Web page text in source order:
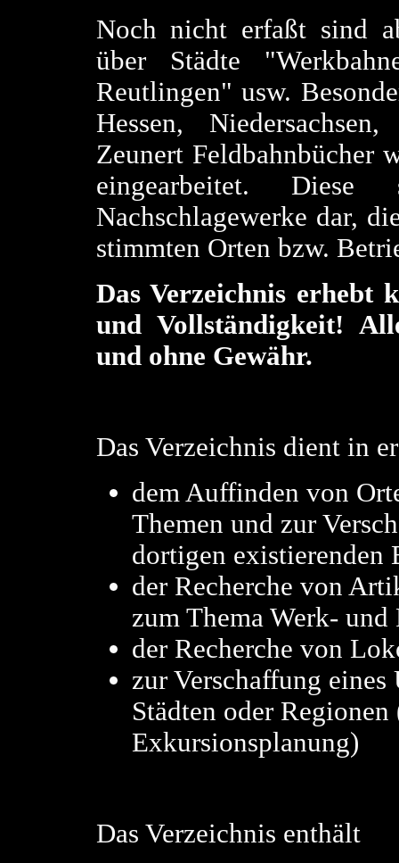
Noch nicht erfaßt sind
über Städte
Reutlingen" usw.
Hessen,
Zeunert Feldbahnbücher
eingearbeitet. Diese
Nachschlagewerke dar,
stimmten Orten bzw.
Das Verzeichnis erhebt
und Vollständigkeit!
und ohne Gewähr.
Das Verzeichnis dient in
dem Auffinden von
Themen und zur
dortigen existierenden
der Recherche von
zum Thema Werk- und
der Recherche von
zur Verschaffung
Städten oder
Exkursionsplanung)
Das Verzeichnis enthält